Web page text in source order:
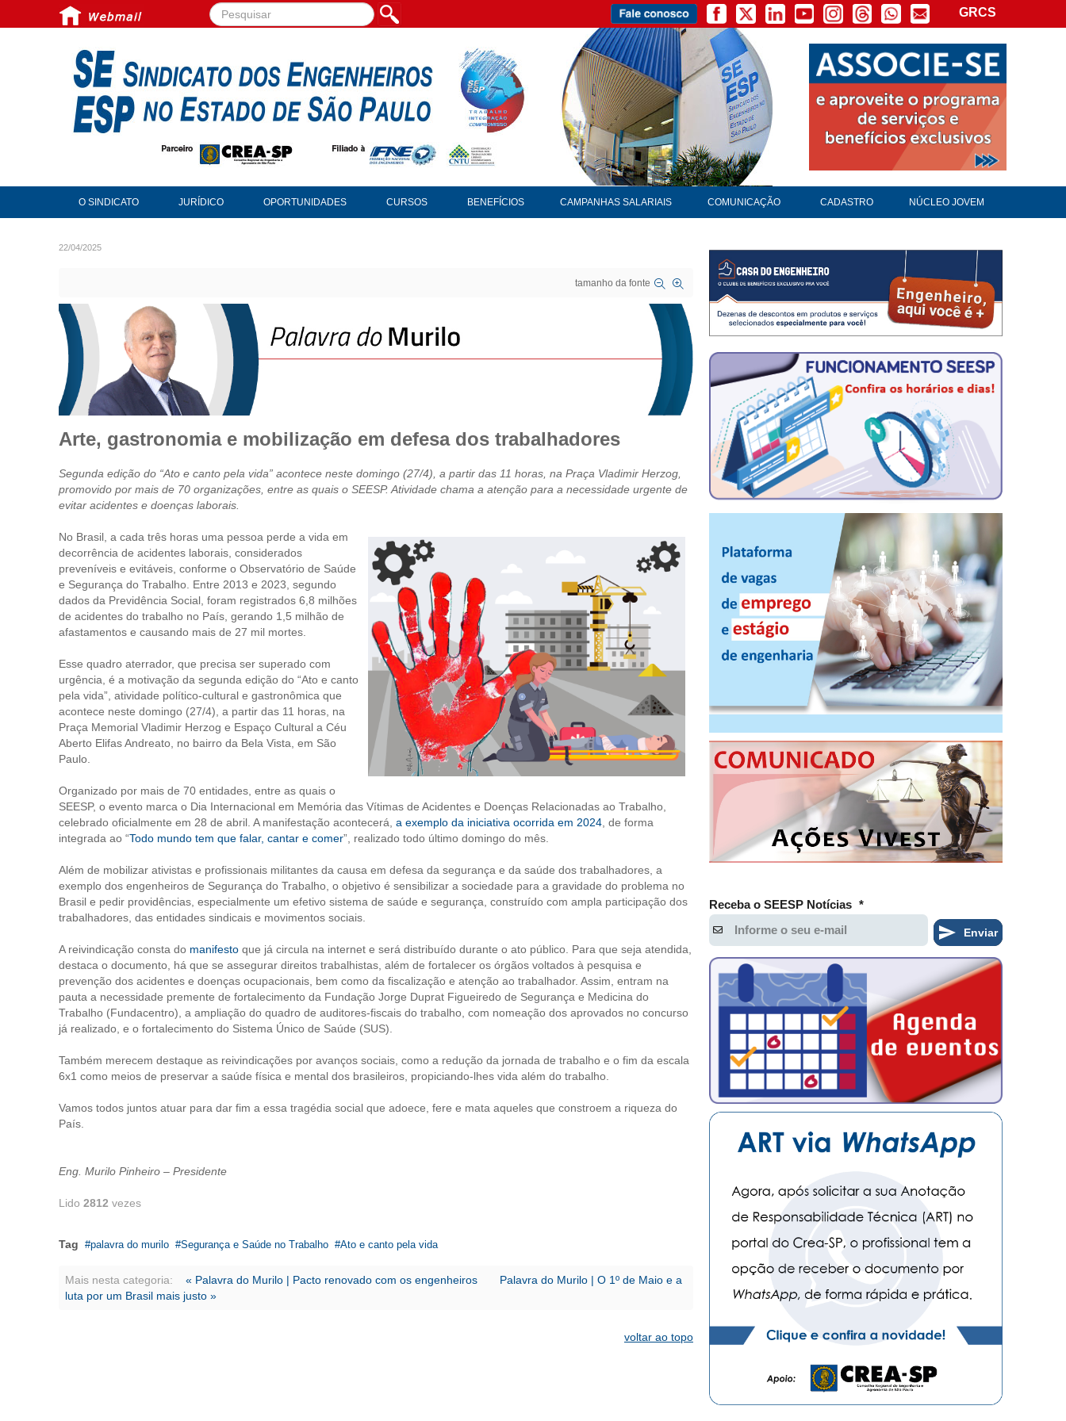
Pesquisar... GRCS
O SINDICATO JURÍDICO OPORTUNIDADES CURSOS BENEFÍCIOS CAMPANHAS SALARIAIS COMUNICAÇÃO CADASTRO NÚCLEO JOVEM
22/04/2025
tamanho da fonte
Arte, gastronomia e mobilização em defesa dos trabalhadores
Segunda edição do “Ato e canto pela vida” acontece neste domingo (27/4), a partir das 11 horas, na Praça Vladimir Herzog,
promovido por mais de 70 organizações, entre as quais o SEESP. Atividade chama a atenção para a necessidade urgente de
evitar acidentes e doenças laborais.
No Brasil, a cada três horas uma pessoa perde a vida em
decorrência de acidentes laborais, considerados
preveníveis e evitáveis, conforme o Observatório de Saúde
e Segurança do Trabalho. Entre 2013 e 2023, segundo
dados da Previdência Social, foram registrados 6,8 milhões
de acidentes do trabalho no País, gerando 1,5 milhão de
afastamentos e causando mais de 27 mil mortes.
Esse quadro aterrador, que precisa ser superado com
urgência, é a motivação da segunda edição do “Ato e canto
pela vida”, atividade político-cultural e gastronômica que
acontece neste domingo (27/4), a partir das 11 horas, na
Praça Memorial Vladimir Herzog e Espaço Cultural a Céu
Aberto Elifas Andreato, no bairro da Bela Vista, em São
Paulo.
Organizado por mais de 70 entidades, entre as quais o
SEESP, o evento marca o Dia Internacional em Memória das Vítimas de Acidentes e Doenças Relacionadas ao Trabalho,
celebrado oficialmente em 28 de abril. A manifestação acontecerá, a exemplo da iniciativa ocorrida em 2024 , de forma
integrada ao “Todo mundo tem que falar, cantar e comer”, realizado todo último domingo do mês.
Além de mobilizar ativistas e profissionais militantes da causa em defesa da segurança e da saúde dos trabalhadores, a
exemplo dos engenheiros de Segurança do Trabalho, o objetivo é sensibilizar a sociedade para a gravidade do problema no
Brasil e pedir providências, especialmente um efetivo sistema de saúde e segurança, construído com ampla participação dos
trabalhadores, das entidades sindicais e movimentos sociais.
A reivindicação consta do manifesto que já circula na internet e será distribuído durante o ato público. Para que seja atendida,
destaca o documento, há que se assegurar direitos trabalhistas, além de fortalecer os órgãos voltados à pesquisa e
prevenção dos acidentes e doenças ocupacionais, bem como da fiscalização e atenção ao trabalhador. Assim, entram na
pauta a necessidade premente de fortalecimento da Fundação Jorge Duprat Figueiredo de Segurança e Medicina do
Trabalho (Fundacentro), a ampliação do quadro de auditores-fiscais do trabalho, com nomeação dos aprovados no concurso
já realizado, e o fortalecimento do Sistema Único de Saúde (SUS).
Também merecem destaque as reivindicações por avanços sociais, como a redução da jornada de trabalho e o fim da escala
6x1 como meios de preservar a saúde física e mental dos brasileiros, propiciando-lhes vida além do trabalho.
Vamos todos juntos atuar para dar fim a essa tragédia social que adoece, fere e mata aqueles que constroem a riqueza do
País.
Eng. Murilo Pinheiro – Presidente
Lido 2812 vezes
Tag palavra do murilo Segurança e Saúde no Trabalho Ato e canto pela vida
Mais nesta categoria: « Palavra do Murilo | Pacto renovado com os engenheiros
Palavra do Murilo | O 1º de Maio e a
luta por um Brasil mais justo »
voltar ao topo
Receba o SEESP Notícias *
Enviar